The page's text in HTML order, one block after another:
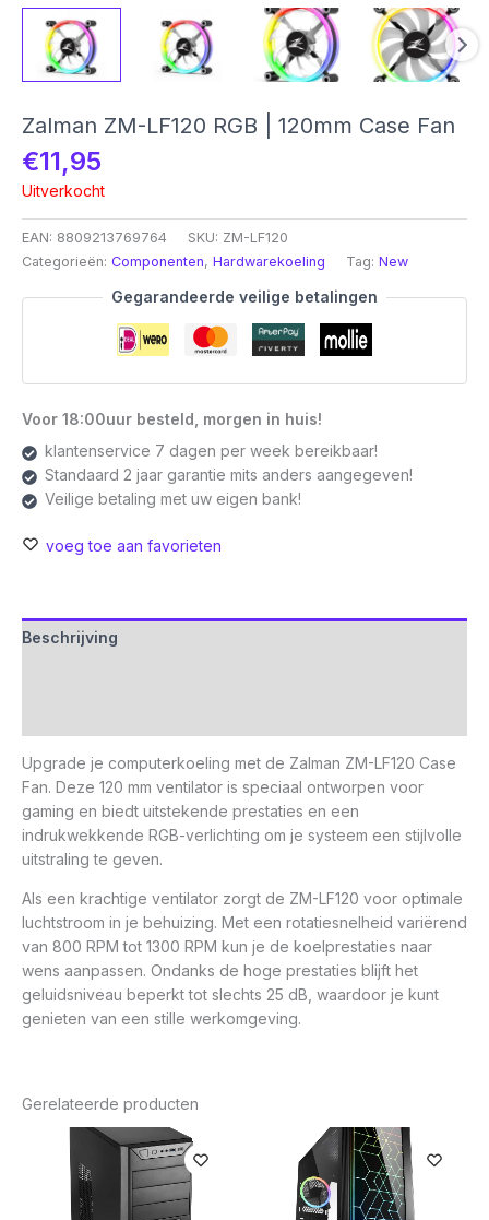
Zalman ZM-LF120 RGB | 120mm Case Fan
€11,95
Uitverkocht
EAN: 8809213769764 SKU: ZM-LF120
Categorieën: Componenten, Hardwarekoeling Tag: New
Gegarandeerde veilige betalingen
Voor 18:00uur besteld, morgen in huis!
klantenservice 7 dagen per week bereikbaar!
Standaard 2 jaar garantie mits anders aangegeven!
Veilige betaling met uw eigen bank!
voeg toe aan favorieten
Beschrijving
Upgrade je computerkoeling met de Zalman ZM-LF120 Case
Fan. Deze 120 mm ventilator is speciaal ontworpen voor
gaming en biedt uitstekende prestaties en een
indrukwekkende RGB-verlichting om je systeem een stijlvolle
uitstraling te geven.
Als een krachtige ventilator zorgt de ZM-LF120 voor optimale
luchtstroom in je behuizing. Met een rotatiesnelheid variërend
van 800 RPM tot 1300 RPM kun je de koelprestaties naar
wens aanpassen. Ondanks de hoge prestaties blijft het
geluidsniveau beperkt tot slechts 25 dB, waardoor je kunt
genieten van een stille werkomgeving.
Gerelateerde producten